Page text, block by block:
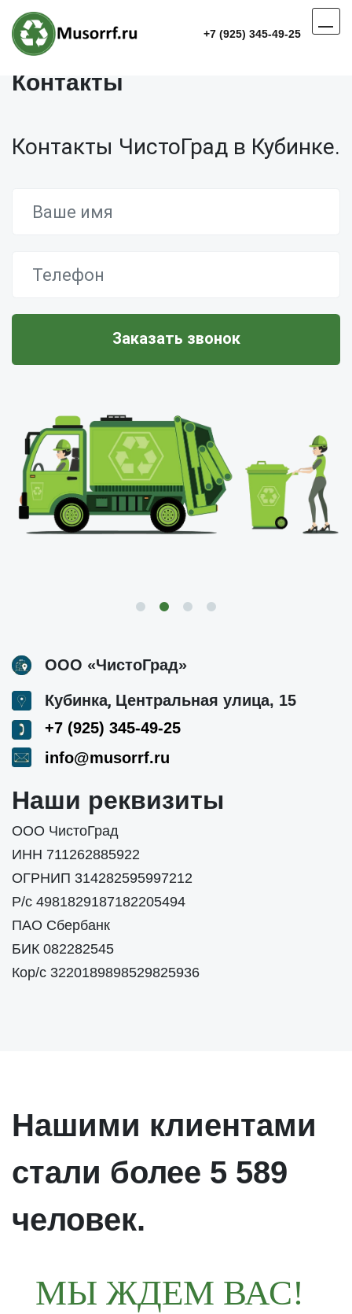
+7 (925) 345-49-25
Контакты
Контакты ЧистоГрад в Кубинке.
ООО «ЧистоГрад»
Кубинка, Центральная улица, 15
+7 (925) 345-49-25
info@musorrf.ru
Наши реквизиты
ООО ЧистоГрад
ИНН 711262885922
ОГРНИП 314282595997212
Р/с 4981829187182205494
ПАО Сбербанк
БИК 082282545
Кор/с 3220189898529825936
Нашими клиентами
стали более 5 589
человек.
МЫ ЖДЕМ ВАС!